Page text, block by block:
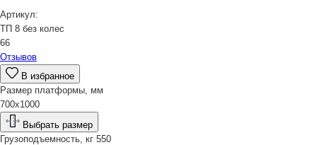
Артикул:
ТП 8 без колес
66
Отзывов
В избранное
Размер платформы, мм
700х1000
Выбрать размер
Грузоподъемность, кг 550